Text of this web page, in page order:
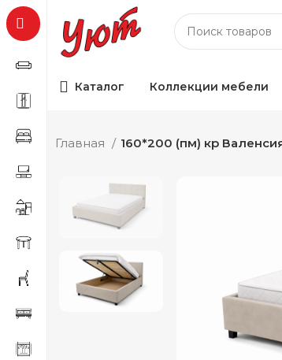
Каталог Коллекции мебели
Главная 160*200 (пм) кр